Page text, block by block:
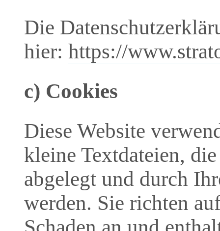
Die
hier: https://
c) Cookies
Diese Website
kleine Textdateien,
abgelegt und durch
werden. Sie richten